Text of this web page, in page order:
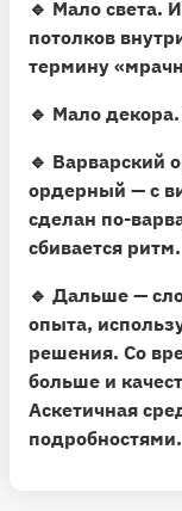
🔹 Мало света.
потолков
термину
🔹 Мало декора.
🔹 Варварский
ордерный — с
сделан по-
сбивается ритм.
🔹 Дальше —
опыта,
решения. Со
больше и
Аскетичная
подробностями.